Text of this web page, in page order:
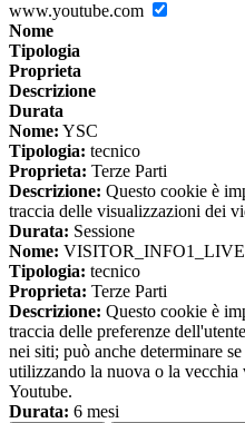
www.youtube.com
Nome
Tipologia
Proprieta
Descrizione
Durata
Nome: YSC
Tipologia: tecnico
Proprieta: Terze Parti
Descrizione: Questo cookie è
traccia delle visualizzazioni dei
Durata: Sessione
Nome: VISITOR_INFO1_LIVE
Tipologia: tecnico
Proprieta: Terze Parti
Descrizione: Questo cookie è
traccia delle preferenze
nei siti; può anche determinare
utilizzando la nuova o la
Youtube.
Durata: 6 mesi